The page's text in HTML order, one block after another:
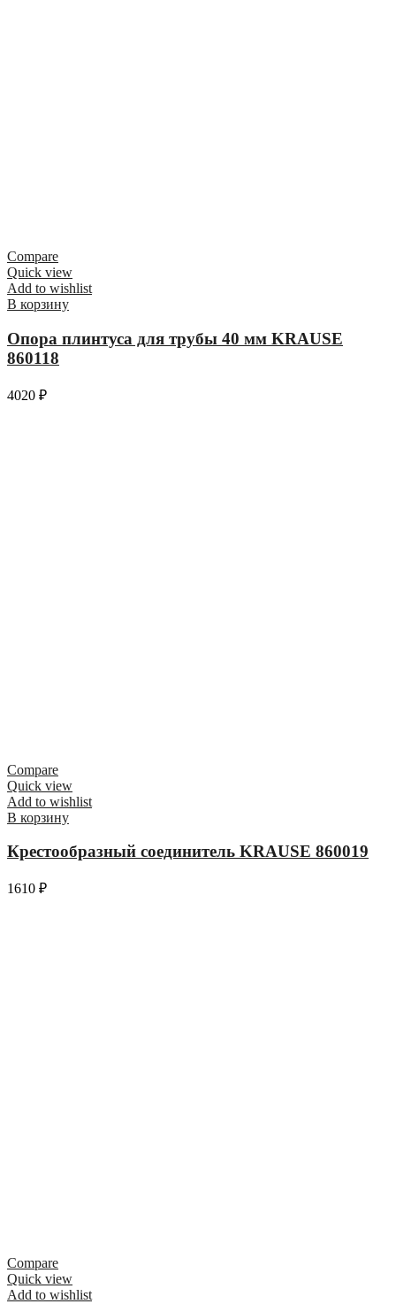
Compare
Quick view
Add to wishlist
В корзину
Опора плинтуса для трубы 40 мм KRAUSE
860118
4020 ₽
Compare
Quick view
Add to wishlist
В корзину
Крестообразный соединитель KRAUSE 860019
1610 ₽
Compare
Quick view
Add to wishlist